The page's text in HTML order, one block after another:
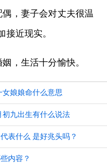
，妻子会对丈夫很温
接近现实。
生活十分愉快。
娘娘命什么意思
九出生有什么说法
表什么 是好兆头吗？
内容？